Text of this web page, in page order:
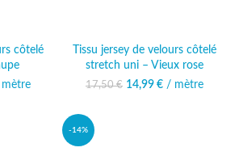
côtelé
était :
Le prix
Tissu jersey de velours côtelé
stretch uni – Vieux rose
17,50€
Le prix initial était :
14,99 €
Le prix
/ mètre
-14%